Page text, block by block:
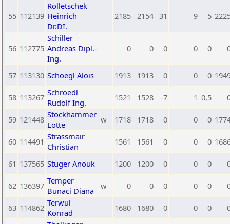
55 112139
Rolletschek
Heinrich
Dr.DI.
2185 2154 31 9 5
56 112775
Schiller
Andreas Dipl.-
Ing.
0 0 0 0 0
57 113130 Schoegl Alois 1913 1913 0 0 0
58 113267 Schroedl
Rudolf Ing.
1521 1528 -7 1 0,5
59 121448 Stockhammer
Lotte
w 1718 1718 0 0 0
60 114491 Strassmair
Christian
1561 1561 0 0 0
61 137565 Stüger Anouk 1200 1200 0 0 0
62 136397 Temper
Bunaci Diana
w 0 0 0 0 0
63 114862 Terwul
Konrad
1680 1680 0 0 0